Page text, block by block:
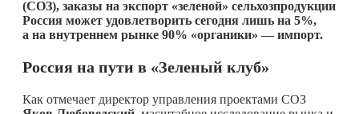
(СОЗ), заказы на экспорт «зеленой» сельхозпродукции
Россия может удовлетворить сегодня лишь на 5%,
а на внутреннем рынке 90% «органики» — импорт.
Россия на пути в «Зеленый клуб»
Как отмечает директор управления проектами СОЗ